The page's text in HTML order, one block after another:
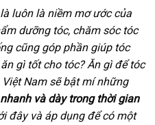
luôn là niềm mơ ước của
dưỡng tóc, chăm sóc tóc
cũng góp phần giúp tóc
gì tốt cho tóc? Ăn gì để tóc
Nam sẽ bật mí những
và dày trong thời gian
đây và áp dụng để có một